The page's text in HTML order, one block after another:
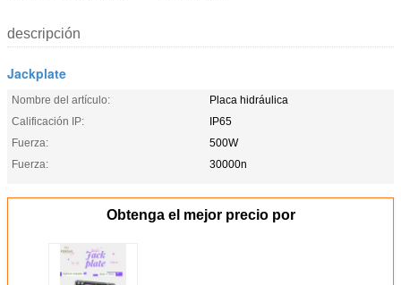
descripción
Jackplate
Nombre del artículo:
Placa hidráulica
Calificación IP:
IP65
Fuerza:
500W
Fuerza:
30000n
Obtenga el mejor precio por